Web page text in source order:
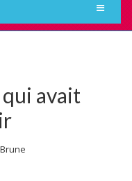
avait